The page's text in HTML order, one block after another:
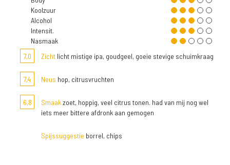
Koolzuur
Alcohol
Intensit.
Nasmaak
7,0
Zicht licht mistige ipa, goudgeel, goeie stevige schuimkraag
7,4 Neus hop, citrusvruchten
6,8 Smaakzoet, hoppig, veel citrus tonen. had van mij nog wel
iets meer bittere afdronk aan gemogen
Spijssuggestie borrel, chips